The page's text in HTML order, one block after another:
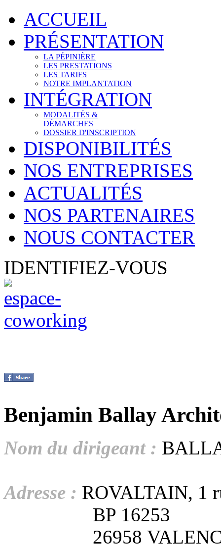
ACCUEIL
PRÉSENTATION
LA PÉPINIÈRE
LES PRESTATIONS
LES TARIFS
NOTRE IMPLANTATION
INTÉGRATION
MODALITÉS &
DÉMARCHES
DOSSIER D'INSCRIPTION
DISPONIBILITÉS
NOS ENTREPRISES
ACTUALITÉS
NOS PARTENAIRES
NOUS CONTACTER
IDENTIFIEZ-VOUS
Benjamin Ballay
Nom du dirigeant :
Adresse : ROVALTAIN, 1
BP 16253
26958 VALENCE